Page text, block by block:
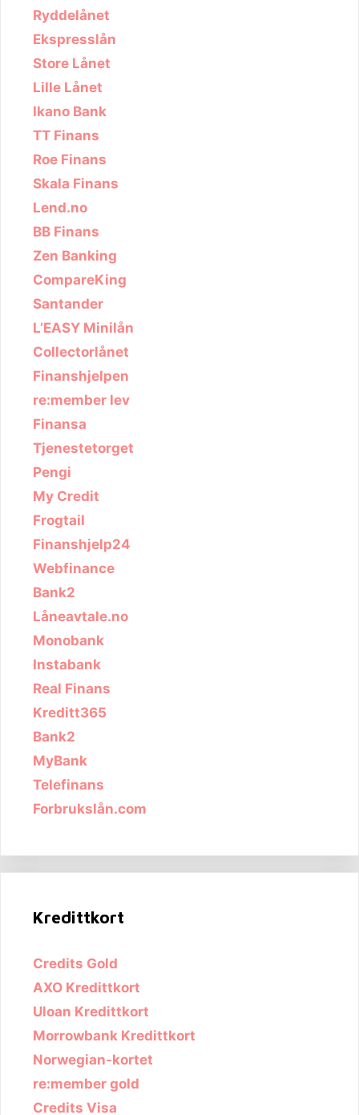
Ryddelånet
Ekspresslån
Store Lånet
Lille Lånet
Ikano Bank
TT Finans
Roe Finans
Skala Finans
Lend.no
BB Finans
Zen Banking
CompareKing
Santander
L’EASY Minilån
Collectorlånet
Finanshjelpen
re:member lev
Finansa
Tjenestetorget
Pengi
My Credit
Frogtail
Finanshjelp24
Webfinance
Bank2
Låneavtale.no
Monobank
Instabank
Real Finans
Kreditt365
Bank2
MyBank
Telefinans
Forbrukslån.com
Kredittkort
Credits Gold
AXO Kredittkort
Uloan Kredittkort
Morrowbank Kredittkort
Norwegian-kortet
re:member gold
Credits Visa